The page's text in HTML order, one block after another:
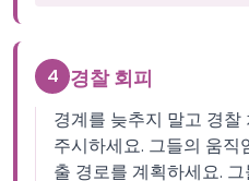
4 경찰 회피
경계를 늦추지 말고 경
주시하세요. 그들의 움
출 경로를 계획하세요.